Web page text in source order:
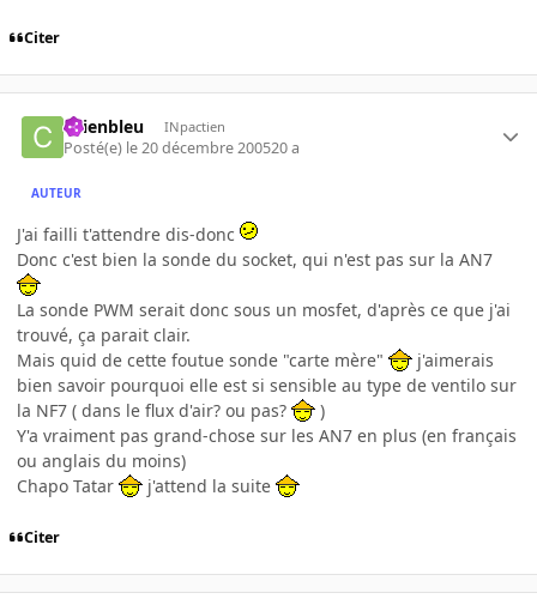
Citer
chienbleu INpactien
Posté(e) le 20 décembre 200520 a
AUTEUR
J'ai failli t'attendre dis-donc
Donc c'est bien la sonde du socket, qui n'est pas sur la AN7
La sonde PWM serait donc sous un mosfet, d'après ce que j'ai
trouvé, ça parait clair.
Mais quid de cette foutue sonde "carte mère"
j'aimerais
bien savoir pourquoi elle est si sensible au type de ventilo sur
la NF7 ( dans le flux d'air? ou pas?
)
Y'a vraiment pas grand-chose sur les AN7 en plus (en français
ou anglais du moins)
Chapo Tatar
j'attend la suite
Citer